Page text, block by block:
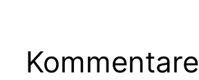
Kommentare